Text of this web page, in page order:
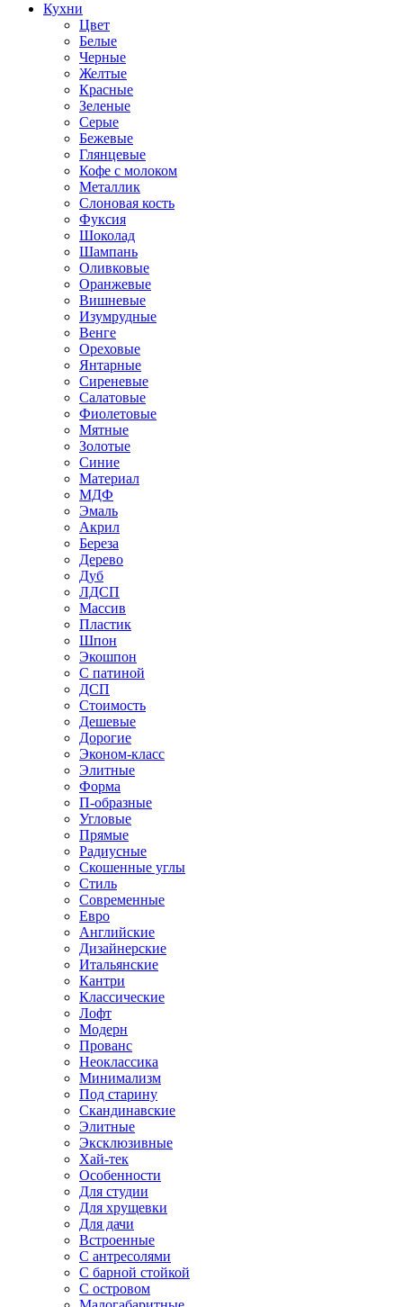
Кухни
Цвет
Белые
Черные
Желтые
Красные
Зеленые
Серые
Бежевые
Глянцевые
Кофе с молоком
Металлик
Слоновая кость
Фуксия
Шоколад
Шампань
Оливковые
Оранжевые
Вишневые
Изумрудные
Венге
Ореховые
Янтарные
Сиреневые
Салатовые
Фиолетовые
Мятные
Золотые
Синие
Материал
МДФ
Эмаль
Акрил
Береза
Дерево
Дуб
ЛДСП
Массив
Пластик
Шпон
Экошпон
С патиной
ДСП
Стоимость
Дешевые
Дорогие
Эконом-класс
Элитные
Форма
П-образные
Угловые
Прямые
Радиусные
Скошенные углы
Стиль
Современные
Евро
Английские
Дизайнерские
Итальянские
Кантри
Классические
Лофт
Модерн
Прованс
Неоклассика
Минимализм
Под старину
Скандинавские
Элитные
Эксклюзивные
Хай-тек
Особенности
Для студии
Для хрущевки
Для дачи
Встроенные
С антресолями
С барной стойкой
С островом